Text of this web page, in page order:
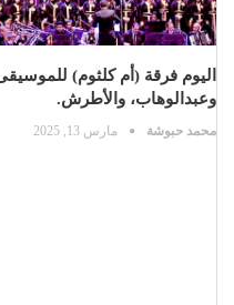
اليوم فرقة (أم كلثوم)
وعبدالوهاب، والأطرش.
محمد حبوشة مارس 13, 2025